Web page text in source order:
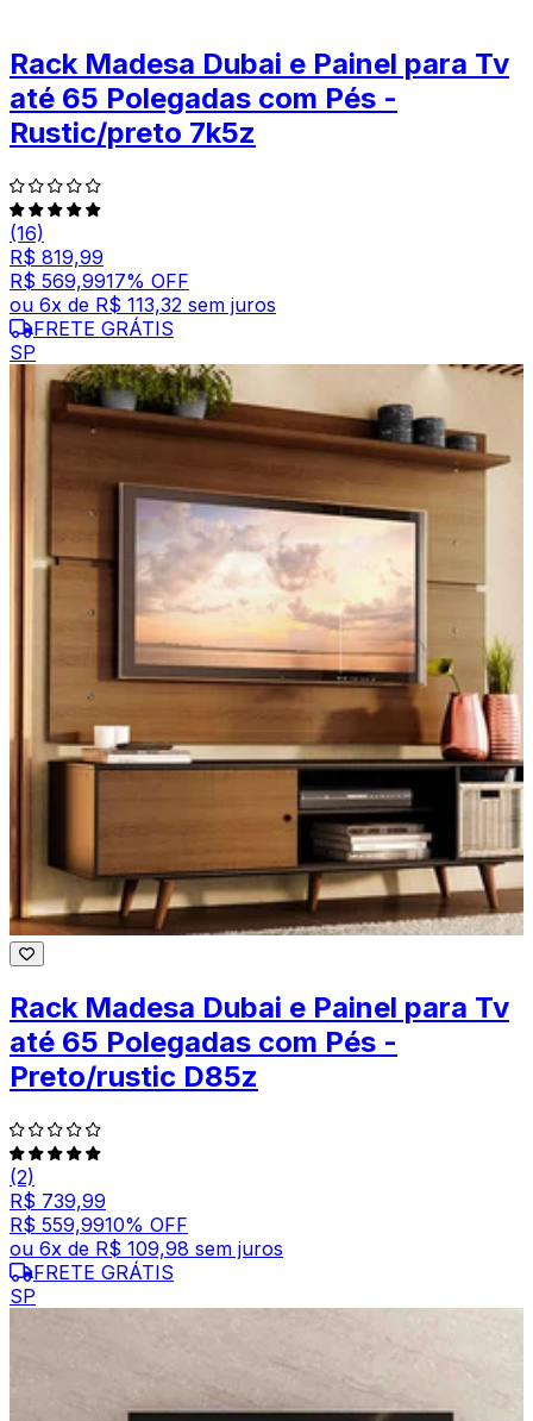
Rack Madesa Dubai e Painel para Tv
até 65 Polegadas com Pés -
Rustic/preto 7k5z
(16)
R$ 819,99
R$ 569,9917% OFF
ou 6x de R$ 113,32 sem juros
FRETE GRÁTIS
SP
Rack Madesa Dubai e Painel para Tv
até 65 Polegadas com Pés -
Preto/rustic D85z
(2)
R$ 739,99
R$ 559,9910% OFF
ou 6x de R$ 109,98 sem juros
FRETE GRÁTIS
SP